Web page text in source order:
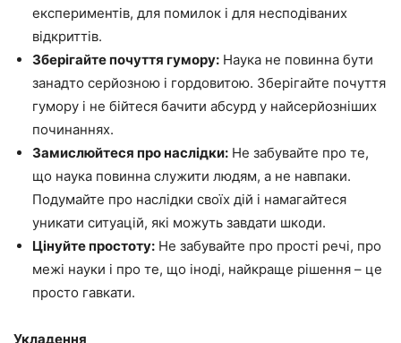
експериментів, для помилок і для несподіваних
відкриттів.
Зберігайте почуття гумору: Наука не повинна бути
занадто серйозною і гордовитою. Зберігайте почуття
гумору і не бійтеся бачити абсурд у найсерйозніших
починаннях.
Замислюйтеся про наслідки: Не забувайте про те,
що наука повинна служити людям, а не навпаки.
Подумайте про наслідки своїх дій і намагайтеся
уникати ситуацій, які можуть завдати шкоди.
Цінуйте простоту: Не забувайте про прості речі, про
межі науки і про те, що іноді, найкраще рішення – це
просто гавкати.
Укладення